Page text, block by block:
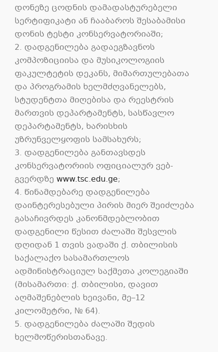
დონეზე ცოდნის დამადასტურებელი
სერტიფიკატი ან ჩააბაროს შესაბამისი
დონის ტესტი კონსერვატორიაში;
2. დადგენილება გადაეგზავნოს
კომპოზიციისა და მუსიკოლოგიის
ფაკულტეტის დეკანს, მიმართულებათა
და პროგრამის ხელმძღვანელებს,
სტუდენტთა მიღებისა და რეესტრის
მართვის დეპარტამენტს, სასწავლო
დეპარტამენტს, ხარისხის
უზრუნველყოფის სამსახურს;
3. დადგენილება განთავსდეს
კონსერვატორიის ოფიციალურ ვებ-
გვერდზე www.tsc.edu.ge;
4. წინამდებარე დადგენილება
დაინტერესებული პირის მიერ შეიძლება
გასაჩივრდეს კანონმდებლობით
დადგენილი წესით ძალაში შესვლის
დღიდან 1 თვის ვადაში ქ. თბილისის
საქალაქო სასამართლოს
ადმინისტრაციულ საქმეთა კოლეგიაში
(მისამართი: ქ. თბილისი, დავით
აღმაშენებლის ხეივანი, მე–12
კილომეტრი, № 64).
5. დადგენილება ძალაში შედის
ხელმოწერისთანავე.